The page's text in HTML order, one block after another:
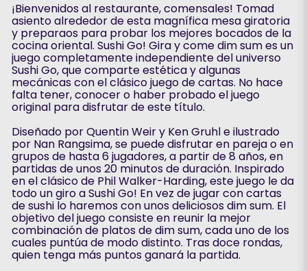
¡Bienvenidos al restaurante, comensales! Tomad
asiento alrededor de esta magnífica mesa giratoria
y preparaos para probar los mejores bocados de la
cocina oriental. Sushi Go! Gira y come dim sum es un
juego completamente independiente del universo
Sushi Go, que comparte estética y algunas
mecánicas con el clásico juego de cartas. No hace
falta tener, conocer o haber probado el juego
original para disfrutar de este título.
Diseñado por Quentin Weir y Ken Gruhl e ilustrado
por Nan Rangsima, se puede disfrutar en pareja o en
grupos de hasta 6 jugadores, a partir de 8 años, en
partidas de unos 20 minutos de duración. Inspirado
en el clásico de Phil Walker-Harding, este juego le da
todo un giro a Sushi Go! En vez de jugar con cartas
de sushi lo haremos con unos deliciosos dim sum. El
objetivo del juego consiste en reunir la mejor
combinación de platos de dim sum, cada uno de los
cuales puntúa de modo distinto. Tras doce rondas,
quien tenga más puntos ganará la partida.